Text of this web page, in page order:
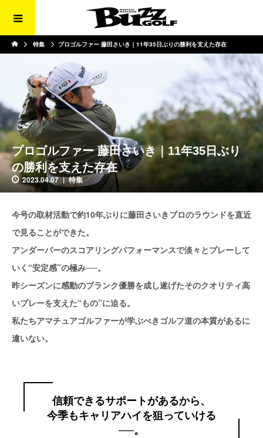
特集 プロゴルファー 藤田さいき｜11年35日ぶりの勝利を支えた存在
プロゴルファー 藤田さいき｜11年35日ぶり
の勝利を支えた存在
2023.04.07 特集
今号の取材活動で約10年ぶりに藤田さいきプロのラウンドを直近
で見ることができた。
アンダーパーのスコアリングパフォーマンスで淡々とプレーして
いく“安定感”の極み──。
昨シーズンに感動のブランク優勝を成し遂げたそのクオリティ高
いプレーを支えた“もの”に迫る。
私たちアマチュアゴルファーが学ぶべきゴルフ道の本質があるに
違いない。
信頼できるサポートがあるから、
今季もキャリアハイを狙っていける
──。